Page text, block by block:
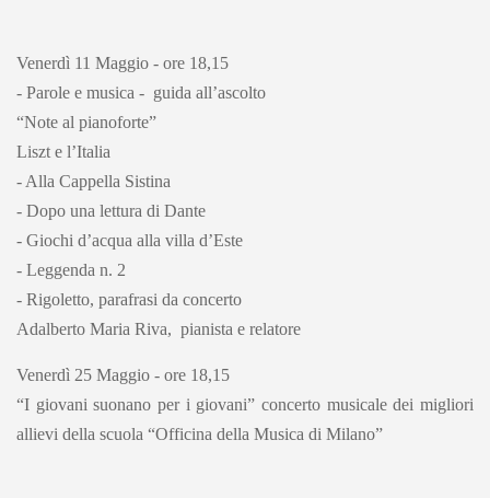
Venerdì 11 Maggio - ore 18,15
- Parole e musica - guida all’ascolto
“Note al pianoforte”
Liszt e l’Italia
- Alla Cappella Sistina
- Dopo una lettura di Dante
- Giochi d’acqua alla villa d’Este
- Leggenda n. 2
- Rigoletto, parafrasi da concerto
Adalberto Maria Riva, pianista e relatore
Venerdì 25 Maggio - ore 18,15
“I giovani suonano per i giovani” concerto musicale dei migliori
allievi della scuola “Officina della Musica di Milano”